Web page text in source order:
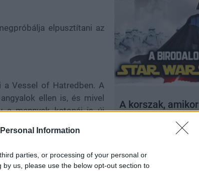
Information
parties, or processing of your personal or
us, please use the below opt-out section to
elpusztítani az
a Vessel of Hatredben. A
ellen is, és mivel
a mennyek katonái is új
sikerült.
A korszak,
bármit